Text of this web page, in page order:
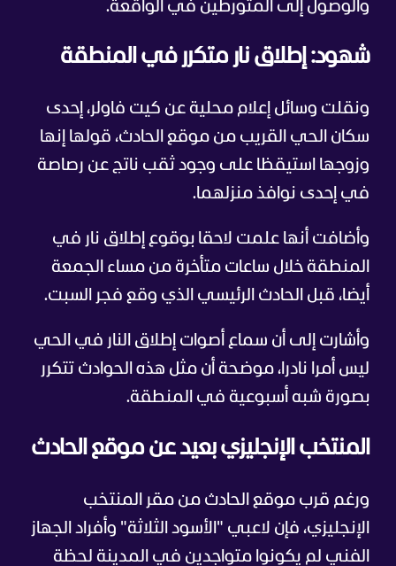
والوصول إلى المتورطين في الواقعة.
شهود: إطلاق نار متكرر في المنطقة
ونقلت وسائل إعلام محلية عن كيت فاولر، إحدى
سكان الحي القريب من موقع الحادث، قولها إنها
وزوجها استيقظا على وجود ثقب ناتج عن رصاصة
في إحدى نوافذ منزلهما.
وأضافت أنها علمت لاحقا بوقوع إطلاق نار في
المنطقة خلال ساعات متأخرة من مساء الجمعة
أيضا، قبل الحادث الرئيسي الذي وقع فجر السبت.
وأشارت إلى أن سماع أصوات إطلاق النار في الحي
ليس أمرا نادرا، موضحة أن مثل هذه الحوادث تتكرر
بصورة شبه أسبوعية في المنطقة.
المنتخب الإنجليزي بعيد عن موقع الحادث
ورغم قرب موقع الحادث من مقر المنتخب
الإنجليزي، فإن لاعبي "الأسود الثلاثة" وأفراد الجهاز
الفني لم يكونوا متواجدين في المدينة لحظة